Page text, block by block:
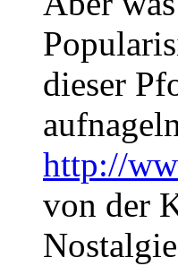
dieser
http://
von der